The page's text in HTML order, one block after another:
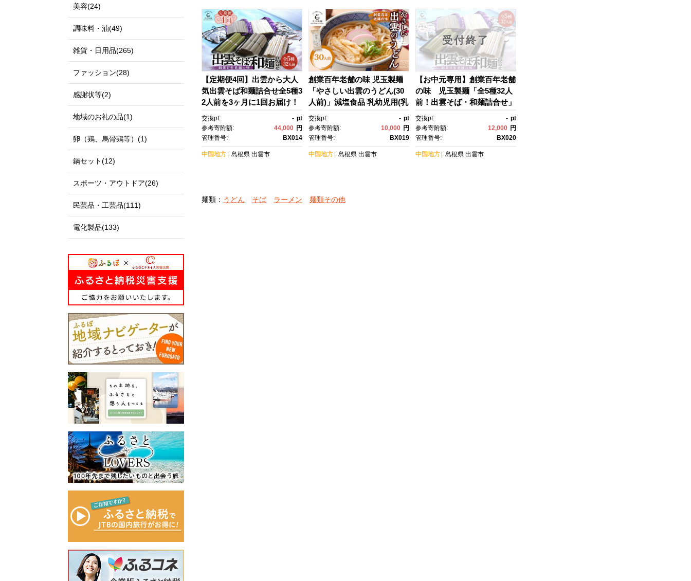
県 出雲市 おすすめ 人気 児玉
製麺】
ぎ めんつゆ 島根県 出雲市 お
すすめ 人気 児玉製麺】
【定期便4回】出雲から大人
気出雲そば和麺詰合せ全5種3
2人前を3ヶ月に1回お届け！
グルメ 災害備蓄品 ローリン
グストック【出雲そば 和
麺 詰め合わせ セット 非常
ろ 茶そば うどん 麺類 麺 ひ
交換pt: - pt
参考寄附額:
44,000 円
管理番号:
BX014
中国地方 島根県 出雲市
創業百年老舗の味 児玉製麺
「やさしい出雲のうどん(30
人前)」減塩食品 乳幼児用(乳
児用規格適用食品)【うど
ん 干しうどん 麺類 麺 和
食 やさしい出雲のうどん 出
市 おすすめ 人気 児玉製麺】
交換pt: - pt
参考寄附額:
10,000 円
管理番号:
BX019
中国地方 島根県 出雲市
受付終了
【お中元専用】創業百年老舗
の味 児玉製麺「全5種32人
前！出雲そば・和麺詰合せ」
長期保存・食べ比べ・非常食
にも 災害備蓄品 ローリング
ストック
交換pt: - pt
参考寄附額:
12,000 円
管理番号:
BX020
中国地方 島根県 出雲市
麺類： うどん そば ラーメン 麺類その他
美容(24)
調味料・油(49)
雑貨・日用品(265)
ファッション(28)
感謝状等(2)
地域のお礼の品(1)
卵（鶏、烏骨鶏等）(1)
鍋セット(12)
スポーツ・アウトドア(26)
民芸品・工芸品(111)
電化製品(133)